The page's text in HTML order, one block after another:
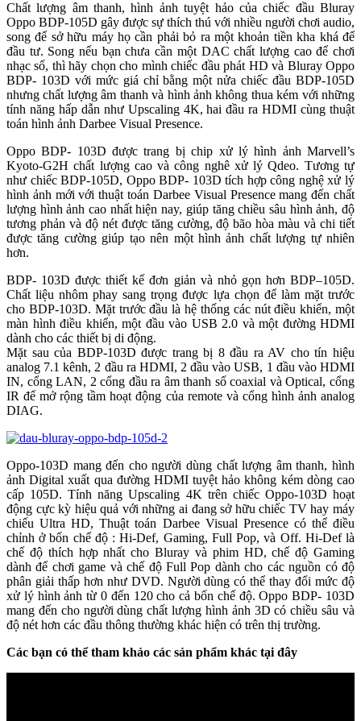
Chất lượng âm thanh, hình ảnh tuyệt hảo của chiếc đầu Bluray
Oppo BDP-105D gây được sự thích thú với nhiều người chơi audio,
song để sở hữu máy họ cần phải bỏ ra một khoản tiền kha khá để
đầu tư. Song nếu bạn chưa cần một DAC chất lượng cao để chơi
nhạc số, thì hãy chọn cho mình chiếc đầu phát HD và Bluray Oppo
BDP- 103D với mức giá chỉ bằng một nửa chiếc đầu BDP-105D
nhưng chất lượng âm thanh và hình ảnh không thua kém với những
tính năng hấp dẫn như Upscaling 4K, hai đầu ra HDMI cùng thuật
toán hình ảnh Darbee Visual Presence.
Oppo BDP- 103D được trang bị chip xử lý hình ảnh Marvell’s
Kyoto-G2H chất lượng cao và công nghê xử lý Qdeo. Tương tự
như chiếc BDP-105D, Oppo BDP- 103D tích hợp công nghệ xử lý
hình ảnh mới với thuật toán Darbee Visual Presence mang đến chất
lượng hình ảnh cao nhất hiện nay, giúp tăng chiều sâu hình ảnh, độ
tương phản và độ nét được tăng cường, độ bão hòa màu và chi tiết
được tăng cường giúp tạo nên một hình ảnh chất lượng tự nhiên
hơn.
BDP- 103D được thiết kế đơn giản và nhỏ gọn hơn BDP–105D.
Chất liệu nhôm phay sang trọng được lựa chọn để làm mặt trước
cho BDP-103D. Mặt trước đầu là hệ thống các nút điều khiển, một
màn hình điều khiển, một đầu vào USB 2.0 và một đường HDMI
dành cho các thiết bị di động.
Mặt sau của BDP-103D được trang bị 8 đầu ra AV cho tín hiệu
analog 7.1 kênh, 2 đầu ra HDMI, 2 đầu vào USB, 1 đầu vào HDMI
IN, cổng LAN, 2 cổng đầu ra âm thanh số coaxial và Optical, cổng
IR để mở rộng tầm hoạt động của remote và cổng hình ảnh analog
DIAG.
Oppo-103D mang đến cho người dùng chất lượng âm thanh, hình
ảnh Digital xuất qua đường HDMI tuyệt hảo không kém dòng cao
cấp 105D. Tính năng Upscaling 4K trên chiếc Oppo-103D hoạt
động cực kỳ hiệu quả với những ai đang sở hữu chiếc TV hay máy
chiếu Ultra HD, Thuật toán Darbee Visual Presence có thể điều
chỉnh ở bốn chế độ : Hi-Def, Gaming, Full Pop, và Off. Hi-Def là
chế độ thích hợp nhất cho Bluray và phim HD, chế độ Gaming
dành để chơi game và chế độ Full Pop dành cho các nguồn có độ
phân giải thấp hơn như DVD. Người dùng có thể thay đổi mức độ
xử lý hình ảnh từ 0 đến 120 cho cả bốn chế độ. Oppo BDP- 103D
mang đến cho người dùng chất lượng hình ảnh 3D có chiều sâu và
độ nét hơn các đầu thông thường khác hiện có trên thị trường.
Các bạn có thể tham khảo các sản phẩm khác tại đây